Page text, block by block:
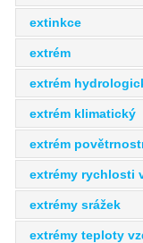
extinkce
extrém
extrém
extrém klimatický
extrém
extrémy rychlosti
extrémy srážek
extrémy teploty